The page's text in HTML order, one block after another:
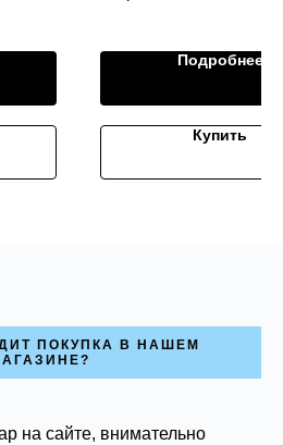
Подробнее
Купить
ПОКУПКА В НАШЕМ
на сайте, внимательно